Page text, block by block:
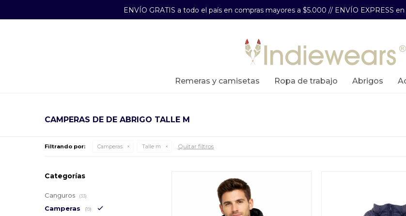
ENVÍO GRATIS a todo el país en compras mayores a $5.000 // ENVÍO EXPRESS
remeras y camisetas ropa de trabajo abrigos
CAMPERAS DE DE ABRIGO TALLE M
Filtrando por: Camperas Talle m Quitar filtros
Categorías
Canguros (33)
Camperas (19)